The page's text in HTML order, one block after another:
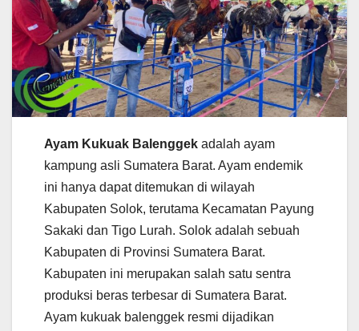
Ayam Kukuak Balenggek adalah ayam
kampung asli Sumatera Barat. Ayam endemik
ini hanya dapat ditemukan di wilayah
Kabupaten Solok, terutama Kecamatan Payung
Sakaki dan Tigo Lurah. Solok adalah sebuah
Kabupaten di Provinsi Sumatera Barat.
Kabupaten ini merupakan salah satu sentra
produksi beras terbesar di Sumatera Barat.
Ayam kukuak balenggek resmi dijadikan